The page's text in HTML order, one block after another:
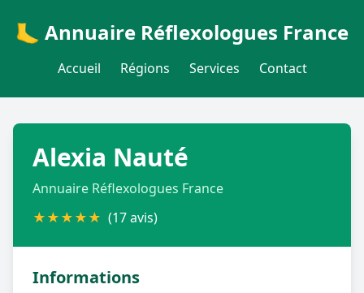
🦶 Annuaire Réflexologues France
Accueil Régions Services Contact
Alexia Nauté
Annuaire Réflexologues France
★★★★★ (17 avis)
Informations